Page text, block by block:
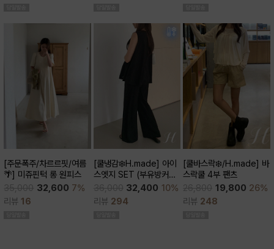
[주문폭주/차르르핏/여름
🌴] 미쥬핀턱 롱 원피스
32,600 7%
리뷰 16
[쿨냉감❄️H.made] 아이
스엣지 SET (부유방커버/
쿨세트/코디활용굿/출근
룩,데일리룩)
32,400 10%
리뷰 294
[쿨바스락❄️/H.made] 바
스락쿨 4부 팬츠
19,800 26%
리뷰 248